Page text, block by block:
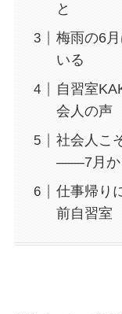
と
梅雨の6
いる
自習室
会人の声
社会人こ
——7月か
仕事帰り
前自習室